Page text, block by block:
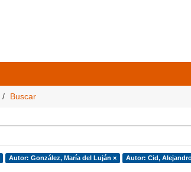
Buscar
Autor: González, María del Luján × Autor: Cid,